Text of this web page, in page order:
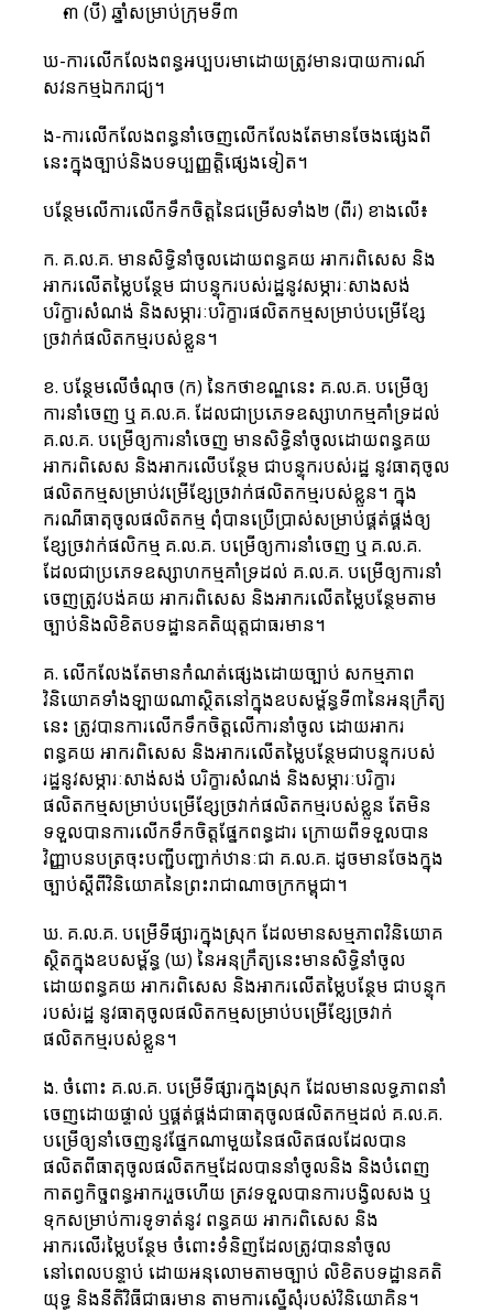
៣ (បី) ឆ្នាំសម្រាប់ក្រុមទី៣
ឃ-ការលើកលែងពន្ធអប្បបរមាដោយត្រូវមានរបាយការណ៍
សវនកម្មឯករាជ្យ។
ង-ការលើកលែងពន្ធនាំចេញលើកលែងតែមានចែងផ្សេងពី
នេះក្នុងច្បាប់និងបទប្បញ្ញត្តិផ្សេងទៀត។
បន្ថែមលើការលើកទឹកចិត្តនៃជម្រើសទាំង២ (ពីរ) ខាងលើ៖
ក. គ.ល.គ. មានសិទ្ធិនាំចូលដោយពន្ធគយ អាករពិសេស និង
អាករលើតម្លៃបន្ថែម ជាបន្ទុករបស់រដ្ឋនូវសម្ភារៈសាងសង់
បរិក្ខារសំណង់ និងសម្ភារៈបរិក្ខារផលិតកម្មសម្រាប់បម្រើខ្សែ
ច្រវាក់ផលិតកម្មរបស់ខ្លួន។
ខ. បន្ថែមលើចំណុច (ក) នៃកថាខណ្ឌនេះ គ.ល.គ. បម្រើឲ្យ
ការនាំចេញ ឬ គ.ល.គ. ដែលជាប្រភេទឧស្សាហកម្មគាំទ្រដល់
គ.ល.គ. បម្រើឲ្យការនាំចេញ មានសិទ្ធិនាំចូលដោយពន្ធគយ
អាករពិសេស និងអាករលើបន្ថែម ជាបន្ទុករបស់រដ្ឋ នូវធាតុចូល
ផលិតកម្មសម្រាប់វម្រើខ្សែច្រវាក់ផលិតកម្មរបស់ខ្លួន។ ក្នុង
ករណីធាតុចូលផលិតកម្ម ពុំបានប្រើប្រាស់សម្រាប់ផ្គត់ផ្គង់ឲ្យ
ខ្សែច្រវាក់ផលិកម្ម គ.ល.គ. បម្រើឲ្យការនាំចេញ ឬ គ.ល.គ.
ដែលជាប្រភេទឧស្សាហកម្មគាំទ្រដល់ គ.ល.គ. បម្រើឲ្យការនាំ
ចេញត្រូវបង់គយ អាករពិសេស និងអាករលើតម្លៃបន្ថែមតាម
ច្បាប់និងលិខិតបទដ្ឋានគតិយុត្តជាធរមាន។
គ. លើកលែងតែមានកំណត់ផ្សេងដោយច្បាប់ សកម្មភាព
វិនិយោគទាំងឡាយណាស្ថិតនៅក្នុងឧបសម្ព័ន្ធទី៣នៃអនុក្រឹត្យ
នេះ ត្រូវបានការលើកទឹកចិត្តលើការនាំចូល ដោយអាករ
ពន្ធគយ អាករពិសេស និងអាករលើតម្លៃបន្ថែមជាបន្ទុករបស់
រដ្ឋនូវសម្ភារៈសាង់សង់ បរិក្ខារសំណង់ និងសម្ភារៈបរិក្ខារ
ផលិតកម្មសម្រាប់បម្រើខ្សែច្រវាក់ផលិតកម្មរបស់ខ្លួន តែមិន
ទទួលបានការលើកទឹកចិត្តផ្នែកពន្ធដារ ក្រោយពីទទួលបាន
វិញ្ញាបនបត្រចុះបញ្ជីបញ្ជាក់ឋានៈជា គ.ល.គ. ដូចមានចែងក្នុង
ច្បាប់ស្តីពីវិនិយោគនៃព្រះរាជាណាចក្រកម្ពុជា។
ឃ. គ.ល.គ. បម្រើទីផ្សារក្នុងស្រុក ដែលមានសម្មភាពវិនិយោគ
ស្ថិតក្នុងឧបសម្ព័ន្ធ (ឃ) នៃអនុក្រឹត្យនេះមានសិទ្ធិនាំចូល
ដោយពន្ធគយ អាករពិសេស និងអាករលើតម្លៃបន្ថែម ជាបន្ទុក
របស់រដ្ឋ នូវធាតុចូលផលិតកម្មសម្រាប់បម្រើខ្សែច្រវាក់
ផលិតកម្មរបស់ខ្លួន។
ង. ចំពោះ គ.ល.គ. បម្រើទីផ្សារក្នុងស្រុក ដែលមានលទ្ធភាពនាំ
ចេញដោយផ្ទាល់ ឬផ្គត់ផ្គង់ជាធាតុចូលផលិតកម្មដល់ គ.ល.គ.
បម្រើឲ្យនាំចេញនូវផ្នែកណាមួយនៃផលិតផលដែលបាន
ផលិតពីធាតុចូលផលិតកម្មដែលបាននាំចូលនិង និងបំពេញ
កាតព្វកិច្ចពន្ធអាកររួចហើយ ត្រវទទួលបានការបង្វិលសង ឬ
ទុកសម្រាប់ការទូទាត់នូវ ពន្ធគយ អាករពិសេស និង
អាករលើរម្លៃបន្ថែម ចំពោះទំនិញដែលត្រូវបាននាំចូល
នៅពេលបន្ទាប់ ដោយអនុលោមតាមច្បាប់ លិខិតបទដ្ឋានគតិ
យុទ្ធ និងនីតិវិធីជាធរមាន តាមការស្នើសុំរបស់វិនិយោគិន។